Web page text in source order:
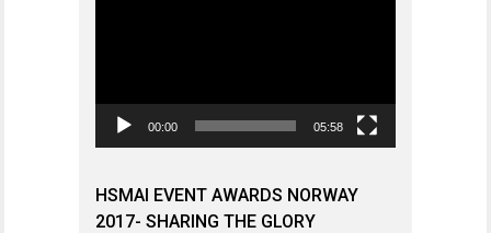
00:00 05:58
HSMAI EVENT AWARDS NORWAY
2017- SHARING THE GLORY